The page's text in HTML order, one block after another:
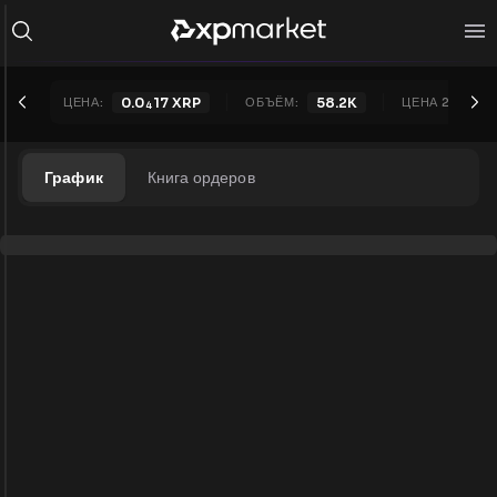
ЦЕНА: 0.0417 XRP ОБЪЁМ: 58.2K ЦЕНА 24Ч:
График Книга ордеров